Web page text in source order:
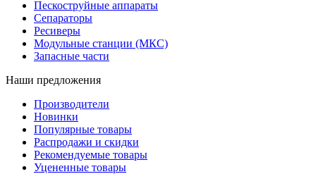
Пескоструйные аппараты
Сепараторы
Ресиверы
Модульные станции (МКС)
Запасные части
Наши предложения
Производители
Новинки
Популярные товары
Распродажи и скидки
Рекомендуемые товары
Уцененные товары